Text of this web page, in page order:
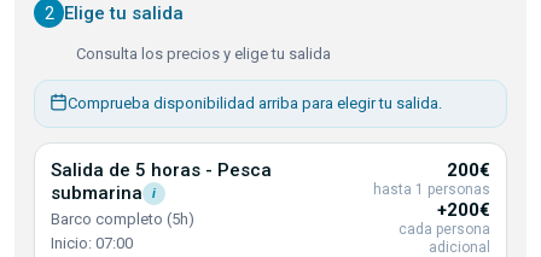
2 Elige tu salida
Consulta los precios y elige tu salida
Comprueba disponibilidad arriba para elegir tu salida.
Salida de 5 horas - Pesca
submarina
i
Barco completo (5h)
Inicio: 07:00
200€
hasta 1 personas
+200€
cada persona
adicional